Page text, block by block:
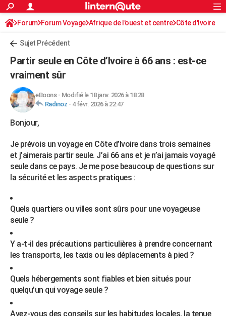
ACTUALITÉS
Politique
Société
Faits Divers
Education
Monde
Villes
+
Programme TV
Streaming
Cinéma
Sorties cinéma
Musique
FINANCE
Retraite
Impôts
Epargne
Immobilier
Risques naturels par ville
Banque
Assurance
Crédit
AUTO
Essais
Réserver un essai
Citadines
Berlines
SUV
Forum auto
HIGH-TECH
Forum
Aménagement intérieur
Extérieur
Cuisine
Salle de bains
Jardinage
Rangement
WEEK-END
Guides de France
Escapades
Patrimoine
Expositions
Musées
Week-end nature
+LIFESTYLE
Art de vivre
Bien-être
Loisirs
Mode
Modes de vie
SANTE
Alimentation
Guide de la santé
Maladies
Médicaments
Sommeil
VOYAGE
Destinations
City break
Voyage nature
Voyage de noces
Forum
Climat
+PHOTO
GUIDES D'ACHAT
BONS PLANS
CARTE DE VOEUX
Rechercher
S'inscrire
Connexion
Forum Forum Voyage Afrique de l'ouest et centre Côte d'Ivoire
Sujet Précédent
Partir seule en Côte d’Ivoire à 66 ans : est-ce
vraiment sûr
eBoons- Modifié le 18 janv. 2026 à 18:28
Radinoz - 4 févr. 2026 à 22:47
Bonjour,
Je prévois un voyage en Côte d’Ivoire dans trois semaines
et j’aimerais partir seule. J’ai 66 ans et je n’ai jamais voyagé
seule dans ce pays. Je me pose beaucoup de questions sur
la sécurité et les aspects pratiques :
Quels quartiers ou villes sont sûrs pour une voyageuse
seule ?
Y a-t-il des précautions particulières à prendre concernant
les transports, les taxis ou les déplacements à pied ?
Quels hébergements sont fiables et bien situés pour
quelqu’un qui voyage seule ?
Avez-vous des conseils sur les habitudes locales, la tenue